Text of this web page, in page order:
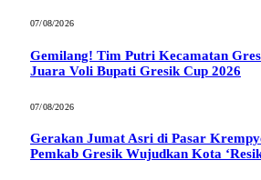
07/08/2026
Gemilang! Tim Putri Kecamatan
Juara Voli Bupati Gresik Cup 2026
07/08/2026
Gerakan Jumat Asri di Pasar
Pemkab Gresik Wujudkan Kota